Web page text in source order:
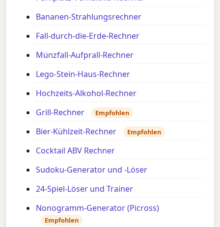
Bananen-Strahlungsrechner
Fall-durch-die-Erde-Rechner
Münzfall-Aufprall-Rechner
Lego-Stein-Haus-Rechner
Hochzeits-Alkohol-Rechner
Grill-Rechner
Empfohlen
Bier-Kühlzeit-Rechner Empfohlen
Cocktail ABV Rechner
Sudoku-Generator und -Löser
24-Spiel-Löser und Trainer
Nonogramm-Generator (Picross)
Empfohlen